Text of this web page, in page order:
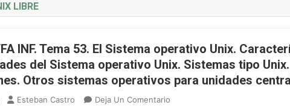
LIBRE
INF. Tema 53. El Sistema operativo Unix.
del Sistema operativo Unix. Sistemas tipo
Otros sistemas operativos para unidades
Esteban Castro Deja Un Comentario